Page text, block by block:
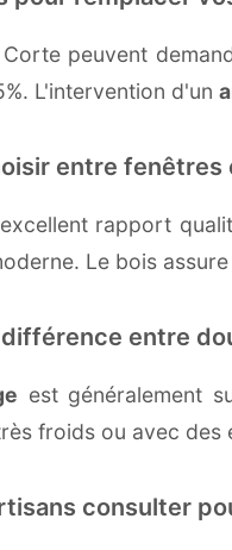
peuvent
L'intervention d'un
entre fenêtres
rapport
Le bois
entre
est généralement
froids ou avec
consulter